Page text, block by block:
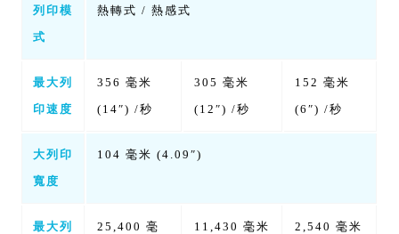
列印模
式
熱轉式 / 熱感式
最大列
印速度
356 毫米
(14″) /秒
305 毫米
(12″) /秒
152 毫米
(6″) /秒
大列印
寬度
104 毫米 (4.09″)
最大列
25,400 毫
11,430 毫米
2,540 毫米